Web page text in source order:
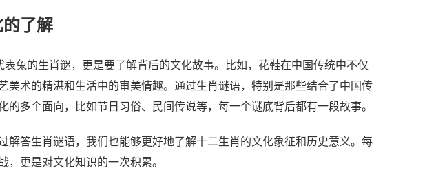
了解
表兔的生肖谜，更是要了解背后的文化故事。比如，花鞋在中国传统中不仅
美术的精湛和生活中的审美情趣。通过生肖谜语，特别是那些结合了中国传
多个面向，比如节日习俗、民间传说等，每一个谜底背后都有一段故事。
解答生肖谜语，我们也能够更好地了解十二生肖的文化象征和历史意义。每
，更是对文化知识的一次积累。